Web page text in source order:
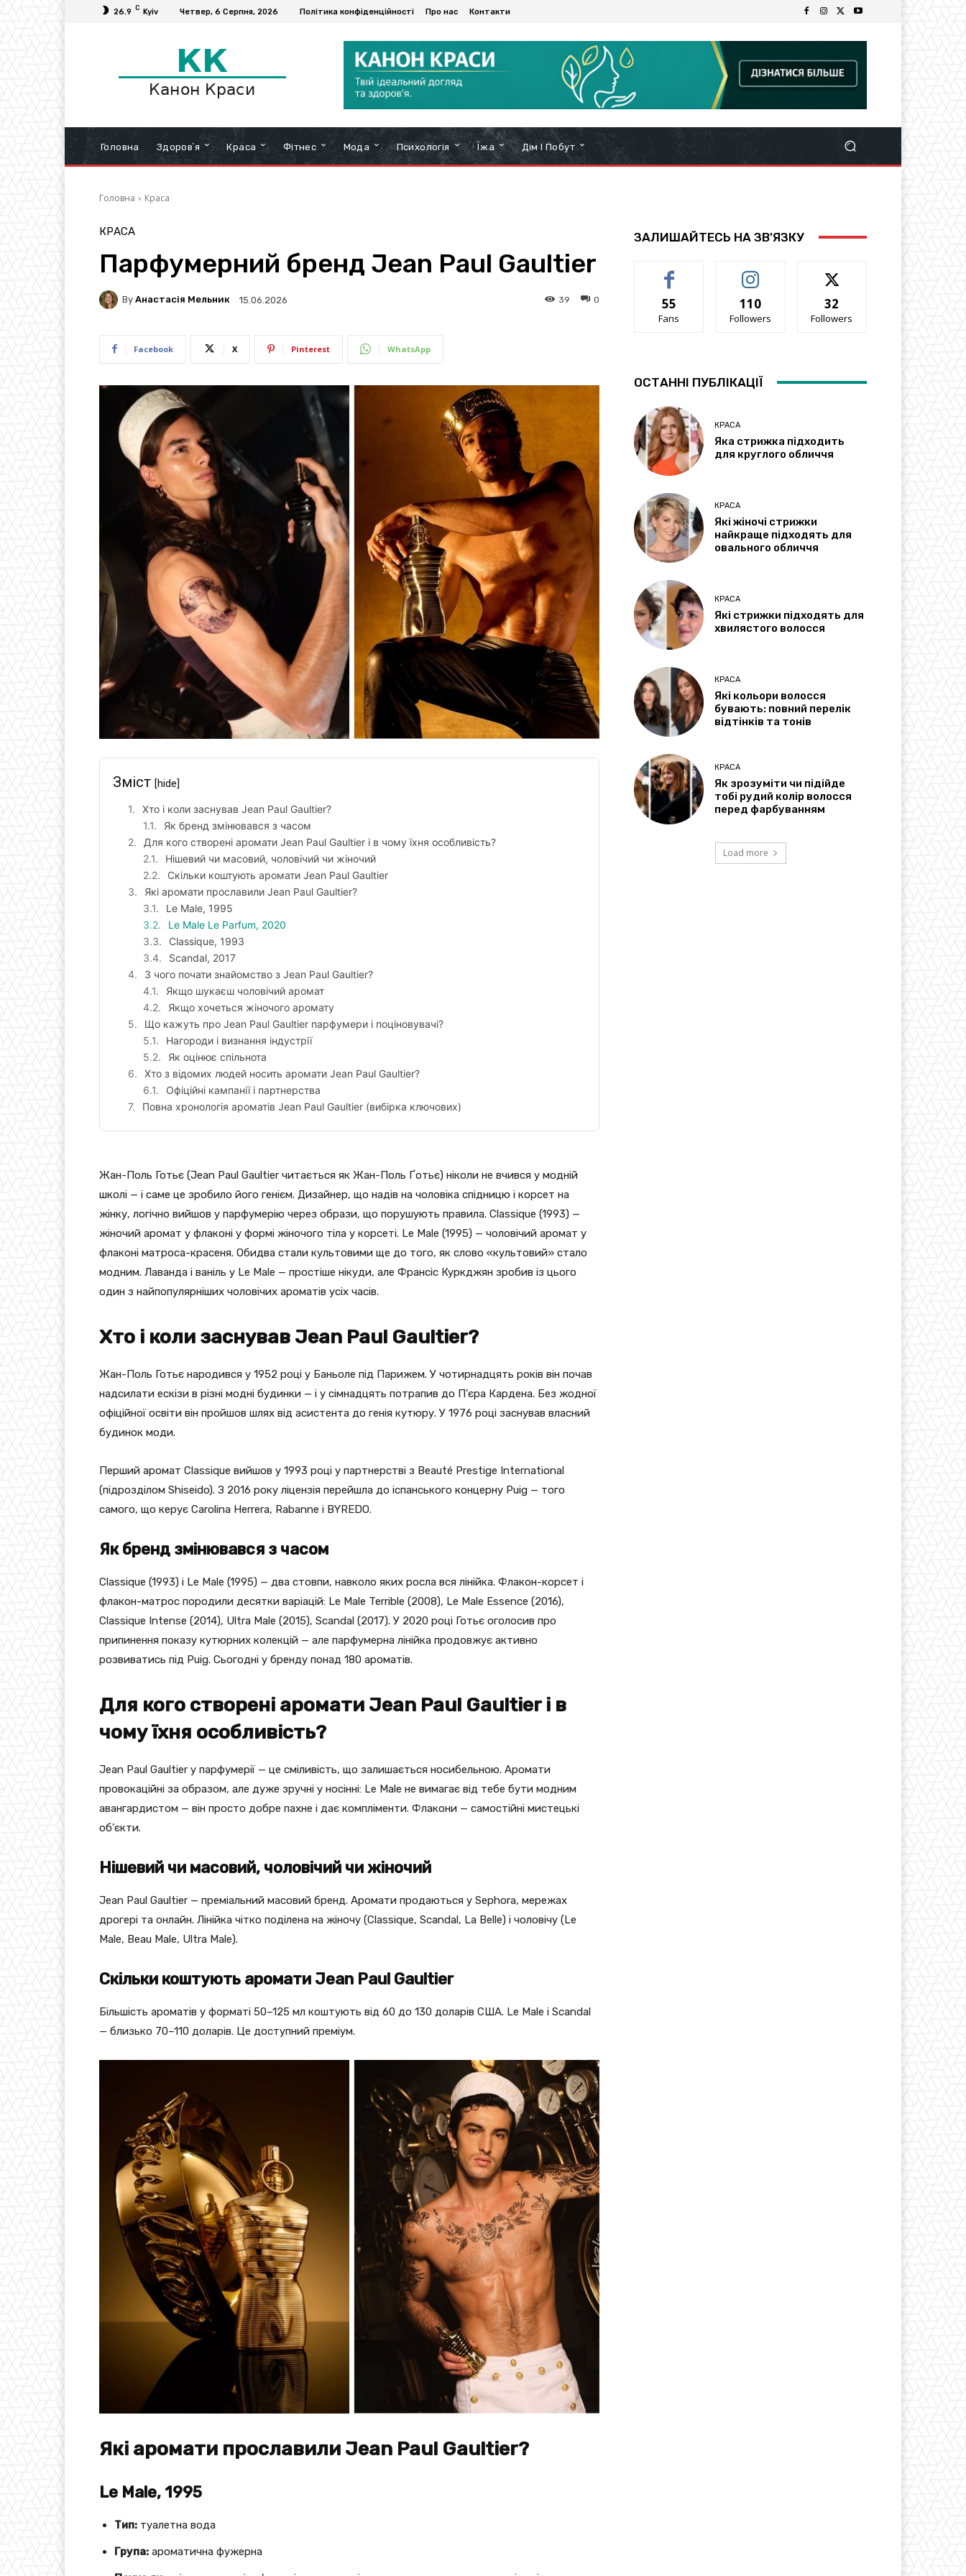
26.9 C Kyiv Четвер, 6 Серпня, 2026 Політика конфіденційності Про нас Контакти
Головна Здоровʼя Краса Фітнес Мода Психологія Їжа Дім І Побут
Головна Краса
КРАСА
Парфумерний бренд Jean Paul Gaultier
By Анастасія Мельник 15.06.2026 0
39
Facebook X Pinterest WhatsApp
Зміст [hide]
Хто і коли заснував Jean Paul Gaultier?
Як бренд змінювався з часом
Для кого створені аромати Jean Paul Gaultier і в чому їхня особливість?
Нішевий чи масовий, чоловічий чи жіночий
Скільки коштують аромати Jean Paul Gaultier
Які аромати прославили Jean Paul Gaultier?
Le Male, 1995
Le Male Le Parfum, 2020
Classique, 1993
Scandal, 2017
З чого почати знайомство з Jean Paul Gaultier?
Якщо шукаєш чоловічий аромат
Якщо хочеться жіночого аромату
Що кажуть про Jean Paul Gaultier парфумери і поціновувачі?
Нагороди і визнання індустрії
Як оцінює спільнота
Хто з відомих людей носить аромати Jean Paul Gaultier?
Офіційні кампанії і партнерства
Повна хронологія ароматів Jean Paul Gaultier (вибірка ключових)
Жан-Поль Готьє (Jean Paul Gaultier читається як Жан-Поль Ґотьє) ніколи не вчився у модній
школі — і саме це зробило його генієм. Дизайнер, що надів на чоловіка спідницю і корсет на
жінку, логічно вийшов у парфумерію через образи, що порушують правила. Classique (1993) —
жіночий аромат у флаконі у формі жіночого тіла у корсеті. Le Male (1995) — чоловічий аромат у
флаконі матроса-красеня. Обидва стали культовими ще до того, як слово «культовий» стало
модним. Лаванда і ваніль у Le Male — простіше нікуди, але Франсіс Куркджян зробив із цього
один з найпопулярніших чоловічих ароматів усіх часів.
Хто і коли заснував Jean Paul Gaultier?
Жан-Поль Готьє народився у 1952 році у Баньоле під Парижем. У чотирнадцять років він почав
надсилати ескізи в різні модні будинки — і у сімнадцять потрапив до П’єра Кардена. Без жодної
офіційної освіти він пройшов шлях від асистента до генія кутюру. У 1976 році заснував власний
будинок моди.
Перший аромат Classique вийшов у 1993 році у партнерстві з Beauté Prestige International
(підрозділом Shiseido). З 2016 року ліцензія перейшла до іспанського концерну Puig — того
самого, що керує Carolina Herrera, Rabanne і BYREDO.
Як бренд змінювався з часом
Classique (1993) і Le Male (1995) — два стовпи, навколо яких росла вся лінійка. Флакон-корсет і
флакон-матрос породили десятки варіацій: Le Male Terrible (2008), Le Male Essence (2016),
Classique Intense (2014), Ultra Male (2015), Scandal (2017). У 2020 році Готьє оголосив про
припинення показу кутюрних колекцій — але парфумерна лінійка продовжує активно
розвиватись під Puig. Сьогодні у бренду понад 180 ароматів.
Для кого створені аромати Jean Paul Gaultier і в
чому їхня особливість?
Jean Paul Gaultier у парфумерії — це сміливість, що залишається носибельною. Аромати
провокаційні за образом, але дуже зручні у носінні: Le Male не вимагає від тебе бути модним
авангардистом — він просто добре пахне і дає компліменти. Флакони — самостійні мистецькі
об’єкти.
Нішевий чи масовий, чоловічий чи жіночий
Jean Paul Gaultier — преміальний масовий бренд. Аромати продаються у Sephora, мережах
дрогері та онлайн. Лінійка чітко поділена на жіночу (Classique, Scandal, La Belle) і чоловічу (Le
Male, Beau Male, Ultra Male).
Скільки коштують аромати Jean Paul Gaultier
Більшість ароматів у форматі 50–125 мл коштують від 60 до 130 доларів США. Le Male і Scandal
— близько 70–110 доларів. Це доступний преміум.
Які аромати прославили Jean Paul Gaultier?
Le Male, 1995
Тип: туалетна вода
Група: ароматична фужерна
ЗАЛИШАЙТЕСЬ НА ЗВ'ЯЗКУ
55
Fans
110
Followers
32
Followers
ОСТАННІ ПУБЛІКАЦІЇ
КРАСА
Яка стрижка підходить
для круглого обличчя
КРАСА
Які жіночі стрижки
найкраще підходять для
овального обличчя
КРАСА
Які стрижки підходять для
хвилястого волосся
КРАСА
Які кольори волосся
бувають: повний перелік
відтінків та тонів
КРАСА
Як зрозуміти чи підійде
тобі рудий колір волосся
перед фарбуванням
Load more